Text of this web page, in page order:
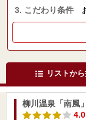
3. こだわり条件
リストか
柳川温泉「南風